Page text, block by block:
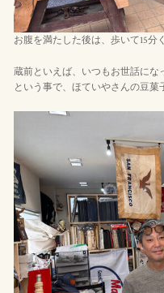
お腹を満たした後は、歩いて15分
蔵前といえば、いつもお世話にな
という事で、ほていやさんの豆菓